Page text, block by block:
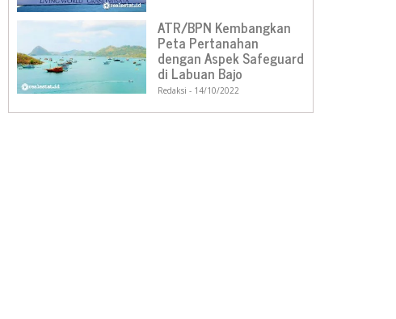
ATR/BPN Kembangkan
Peta Pertanahan
dengan Aspek Safeguard
di Labuan Bajo
Redaksi 14/10/2022